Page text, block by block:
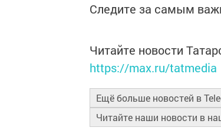
Следите за самым
Читайте новости
https://max.ru/tatmedia
Ещё больше новостей в
Читайте наши новости в